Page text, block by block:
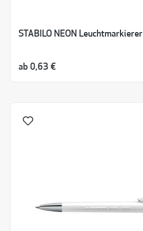
STABILO NEON Leuchtmarkierer
ab 0,63 €